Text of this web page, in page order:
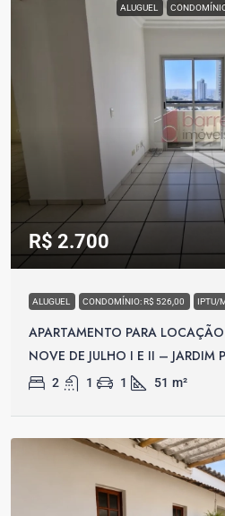
ALUGUEL
R$ 2.700
ALUGUEL CONDOMÍNIO: R$ 526,00 IPTU/
APARTAMENTO PARA
NOVE DE JULHO I E II – JARDIM
2 1 1 51 m²